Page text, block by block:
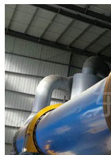
安徽
生产能